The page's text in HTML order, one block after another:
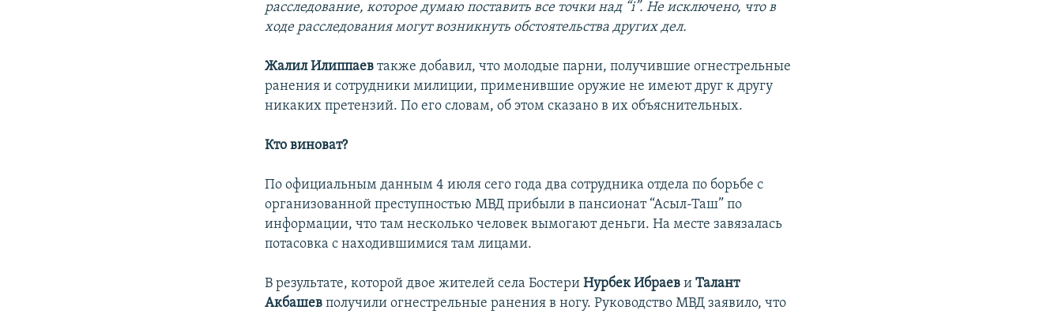
расследование, которое думаю поставить все точки над “i”. Не исключено, что в
ходе расследования могут возникнуть обстоятельства других дел.
Жалил Илиппаевтакже добавил, что молодые парни, получившие огнестрельные
ранения и сотрудники милиции, применившие оружие не имеют друг к другу
никаких претензий. По его словам, об этом сказано в их объяснительных.
Кто виноват?
По официальным данным 4 июля сего года два сотрудника отдела по борьбе с
организованной преступностью МВД прибыли в пансионат “Асыл-Таш” по
информации, что там несколько человек вымогают деньги. На месте завязалась
потасовка с находившимися там лицами.
В результате, которой двое жителей села БостериНурбек Ибраев иТалант
Акбашевполучили огнестрельные ранения в ногу. Руководство МВД заявило, что